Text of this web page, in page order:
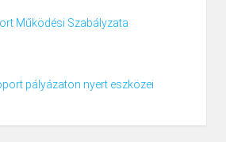
Működési Szabályzata
pályázaton nyert eszközei